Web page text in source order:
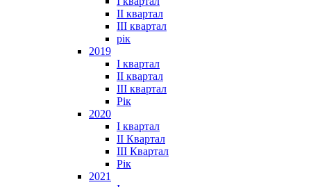
II квартал
III квартал
рік
2019
I квартал
II квартал
III квартал
Рік
2020
I квартал
II Квартал
III Квартал
Рік
2021